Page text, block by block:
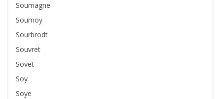
Soumagne
Soumoy
Sourbrodt
Souvret
Sovet
Soy
Soye